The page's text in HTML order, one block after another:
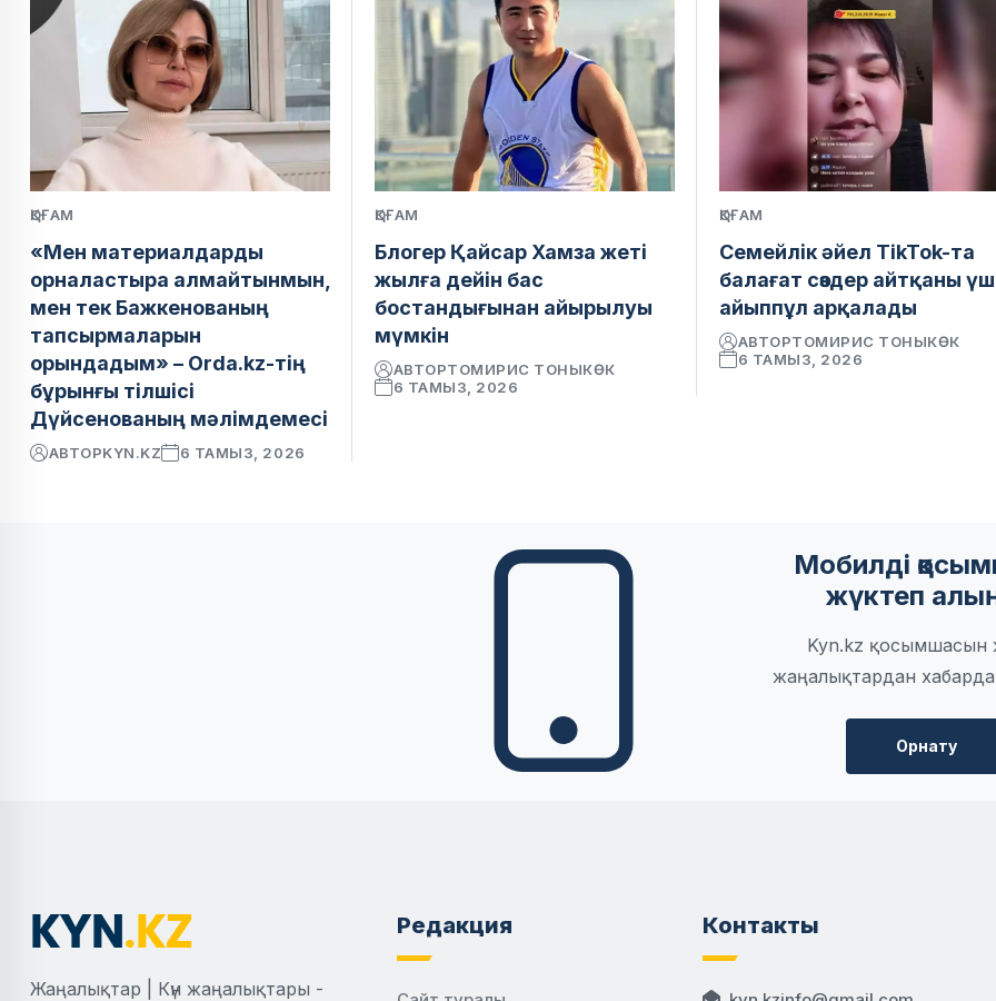
ҚОҒАМ
«Мен материалдарды
орналастыра алмайтынмын,
мен тек Бажкенованың
тапсырмаларын
орындадым» – Orda.kz-тің
бұрынғы тілшісі
Дүйсенованың мәлімдемесі
АВТОРKYN.KZ 6 ТАМЫЗ, 2026
ҚОҒАМ
Блогер Қайсар Хамза жеті
жылға дейін бас
бостандығынан айырылуы
мүмкін
АВТОРТОМИРИС ТОНЫКӨК
6 ТАМЫЗ, 2026
ҚОҒАМ
Семейлік әйел TikTok-та
балағат сөздер айтқаны
айыппұл арқалады
АВТОРТОМИРИС ТОНЫКӨК
6 ТАМЫЗ, 2026
Мобилді
жүктеп
Kyn.kz қосымшасын
жаңалықтардан
Орнату
Жаңалықтар | Күн жаңалықтары -
Редакция Контакты